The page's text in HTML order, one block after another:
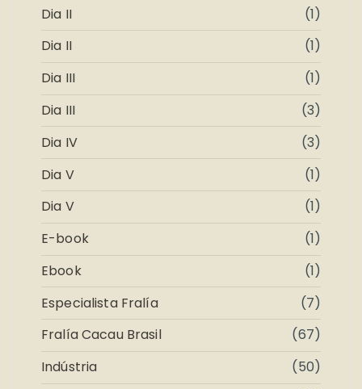
Dia II
(1)
Dia II
(1)
Dia III
(1)
Dia III
(3)
Dia IV
(3)
Dia V
(1)
Dia V
(1)
E-book
(1)
Ebook
(1)
Especialista Fralía
(7)
Fralía Cacau Brasil
(67)
Indústria
(50)